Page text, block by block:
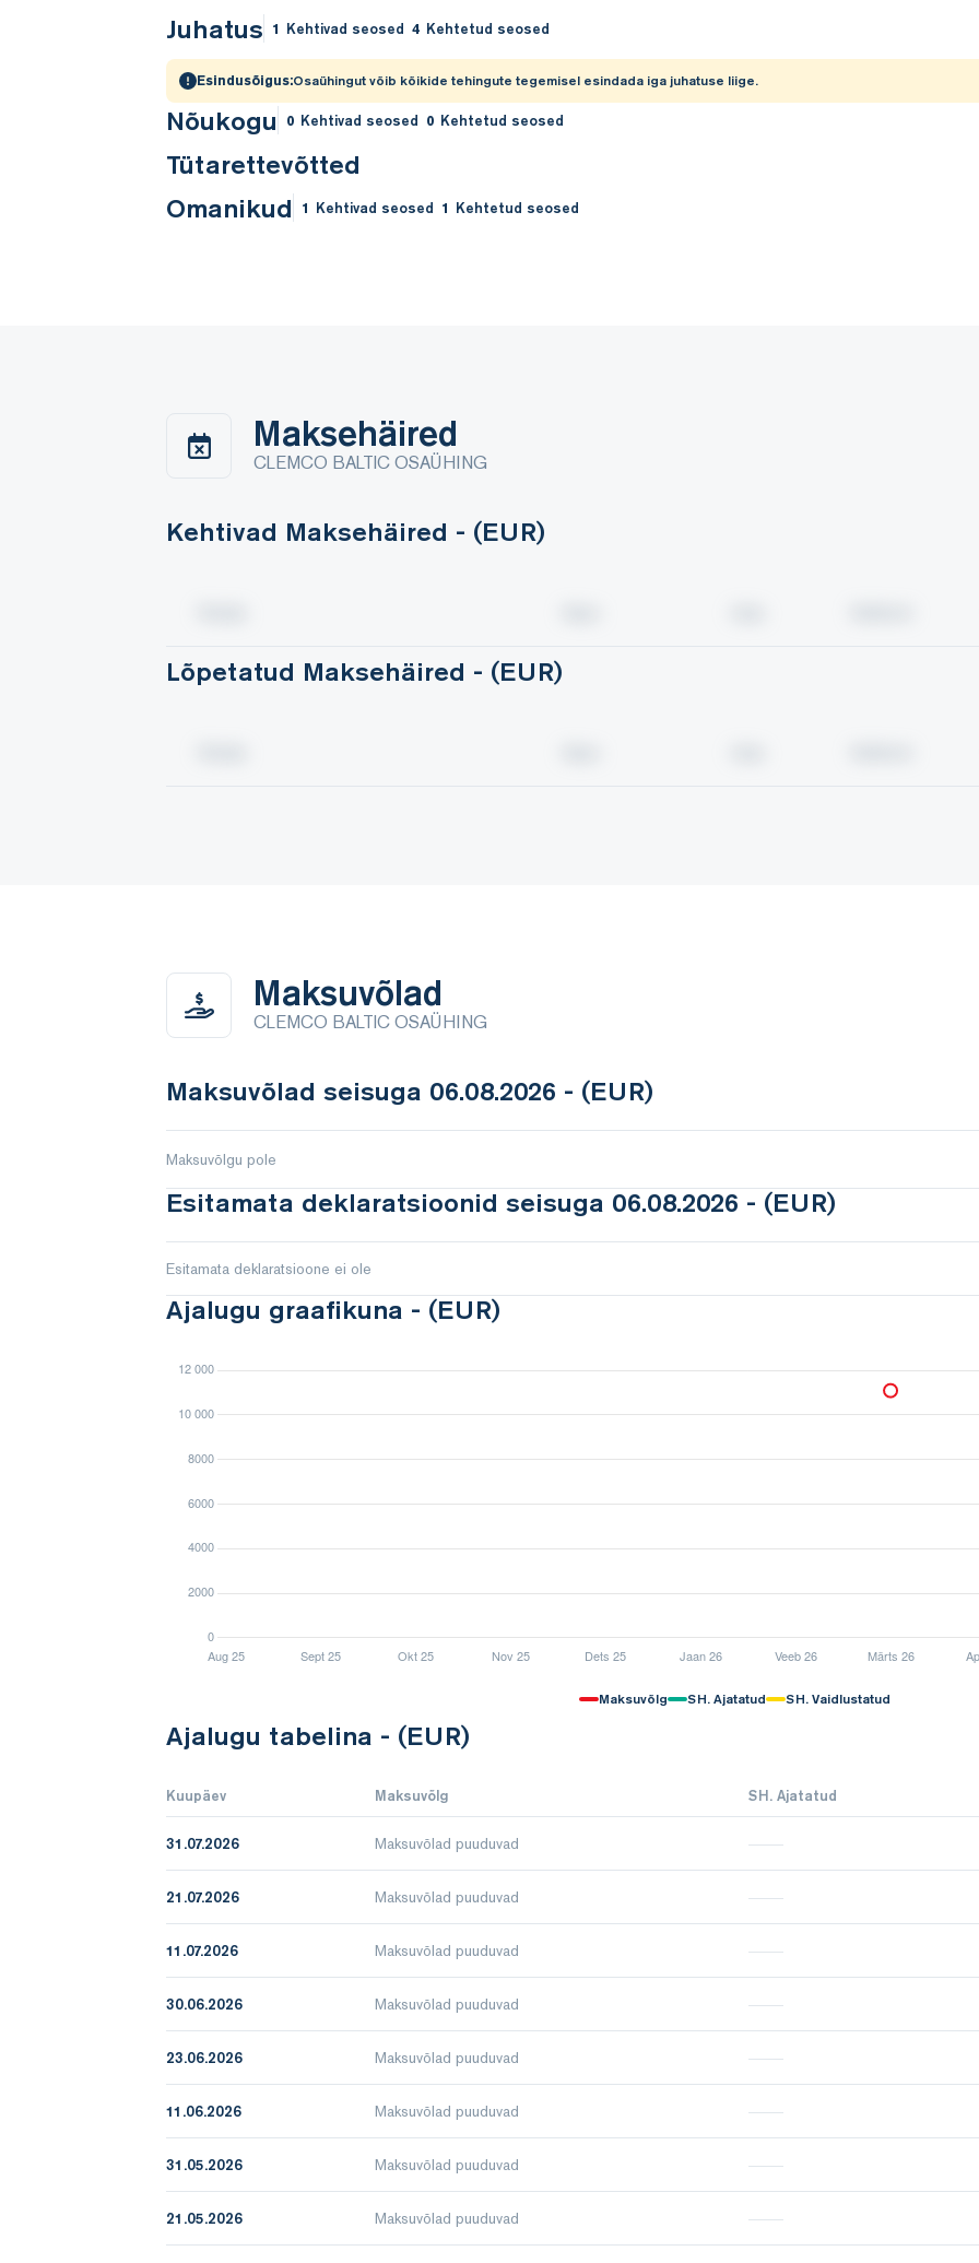
Juhatus 1 Kehtivad seosed 4 Kehtetud seosed
Esindusõigus:Osaühingut võib kõikide tehingute tegemisel esindada iga juhatuse liige.
Nõukogu 0 Kehtivad seosed 0 Kehtetud seosed
Tütarettevõtted
Omanikud
1 Kehtivad seosed 1 Kehtetud seosed
Maksehäired
CLEMCO BALTIC OSAÜHING
Kehtivad Maksehäired - (EUR)
Lõpetatud Maksehäired - (EUR)
Maksuvõlad
CLEMCO BALTIC OSAÜHING
Maksuvõlad seisuga 06.08.2026 - (EUR)
Maksuvõlgu pole
Esitamata deklaratsioonid seisuga 06.08.2026 - (EUR)
Esitamata deklaratsioone ei ole
Ajalugu graafikuna - (EUR)
Maksuvõlg SH. Ajatatud SH. Vaidlustatud
Ajalugu tabelina - (EUR)
Kuupäev Maksuvõlg SH. Ajatatud
31.07.2026 Maksuvõlad puuduvad
21.07.2026 Maksuvõlad puuduvad
11.07.2026 Maksuvõlad puuduvad
30.06.2026 Maksuvõlad puuduvad
23.06.2026 Maksuvõlad puuduvad
11.06.2026 Maksuvõlad puuduvad
31.05.2026 Maksuvõlad puuduvad
21.05.2026 Maksuvõlad puuduvad